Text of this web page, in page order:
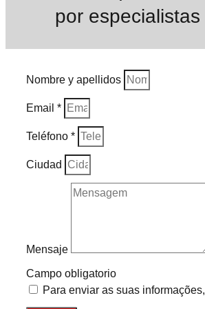
por
Nombre y apellidos
Email *
Teléfono *
Ciudad
Mensaje
Campo obligatorio
Para enviar as suas